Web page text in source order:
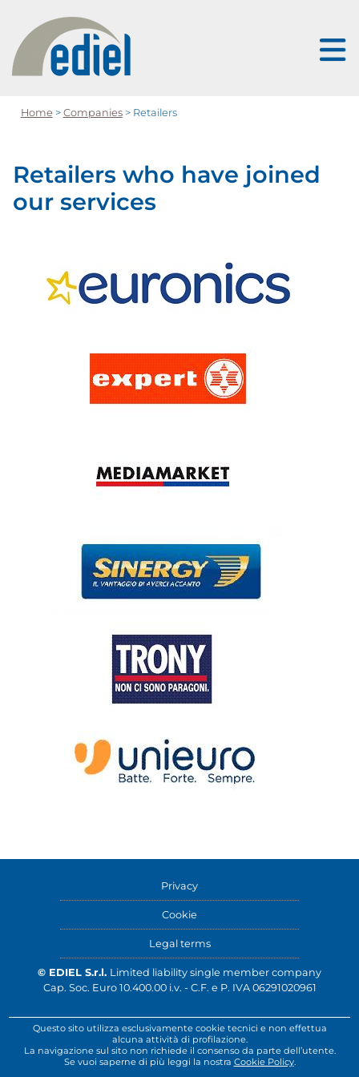
Home > Companies> Retailers
Retailers who have joined
our services
Privacy
Cookie
Legal terms
© EDIEL S.r.l. Limited liability single member company
Cap. Soc. Euro 10.400.00 i.v. - C.F. e P. IVA 06291020961
Questo sito utilizza esclusivamente cookie tecnici e non effettua
alcuna attività di profilazione.
La navigazione sul sito non richiede il consenso da parte dell’utente.
Se vuoi saperne di più leggi la nostra Cookie Policy.